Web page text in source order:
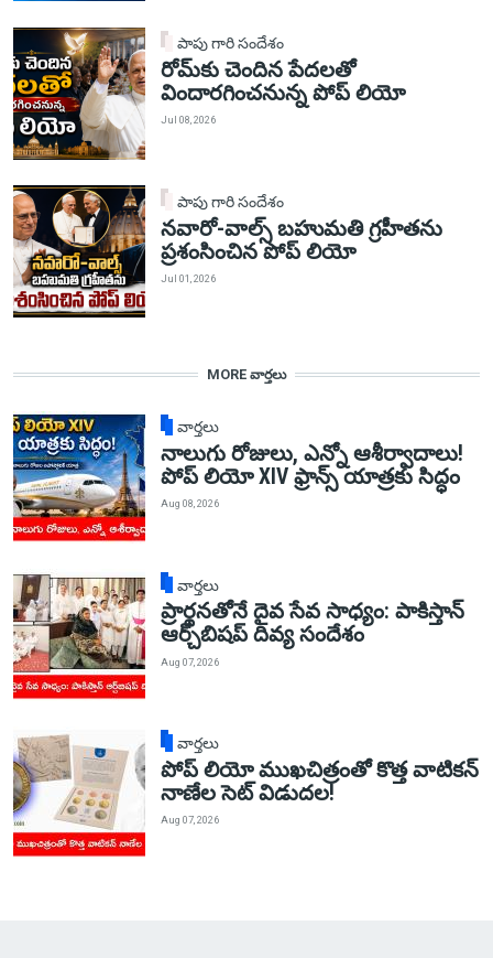
పాపు గారి సందేశం
రోమ్‌కు చెందిన పేదలతో
విందారగించనున్న పోప్ లియో
Jul 08, 2026
పాపు గారి సందేశం
నవారో-వాల్స్ బహుమతి గ్రహీతను
ప్రశంసించిన పోప్ లియో
Jul 01, 2026
MORE వార్తలు
వార్తలు
నాలుగు రోజులు, ఎన్నో ఆశీర్వాదాలు!
పోప్ లియో XIV ఫ్రాన్స్ యాత్రకు సిద్ధం
Aug 08, 2026
వార్తలు
ప్రార్థనతోనే దైవ సేవ సాధ్యం: పాకిస్తాన్‌
ఆర్చ్‌బిషప్ దివ్య సందేశం
Aug 07, 2026
వార్తలు
పోప్ లియో ముఖచిత్రంతో కొత్త వాటికన్
నాణేల సెట్ విడుదల!
Aug 07, 2026